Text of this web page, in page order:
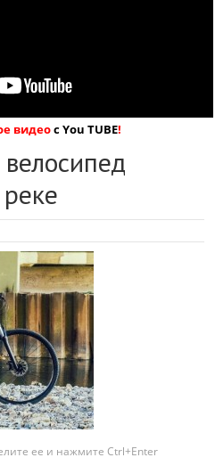
видеос You TUBE!
ее и нажмите Ctrl+Enter